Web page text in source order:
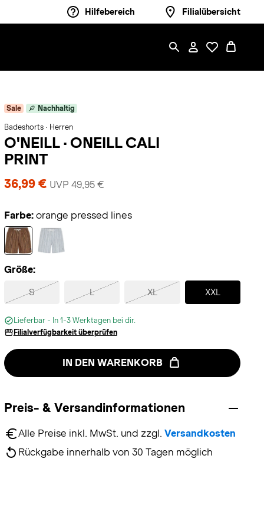
Hilfebereich Filialübersicht
Sale Nachhaltig
Badeshorts · Herren
O'NEILL · ONEILL CALI
PRINT
36,99 € UVP 49,95 €
Farbe: orange pressed lines
Größe:
S L XL XXL
Selected
Lieferbar - In 1-3 Werktagen bei dir.
Filialverfügbarkeit überprüfen
IN DEN WARENKORB
Preis- & Versandinformationen
Alle Preise inkl. MwSt. und zzgl. Versandkosten
Rückgabe innerhalb von 30 Tagen möglich